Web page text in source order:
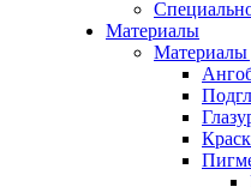
Материалы
Материалы